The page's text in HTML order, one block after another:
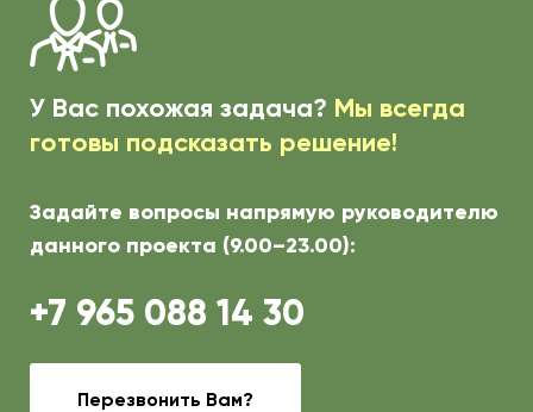
У Вас похожая задача? Мы всегда
готовы подсказать решение!
Задайте вопросы напрямую руководителю
данного проекта (9.00–23.00):
+7 965 088 14 30
Перезвонить Вам?